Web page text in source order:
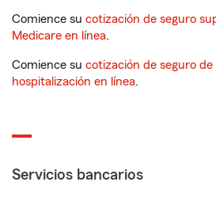
Comience su cotización de seguro
Medicare en línea.
Comience su cotización de seguro de
hospitalización en línea.
Servicios bancarios